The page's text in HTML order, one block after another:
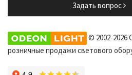
Задать вопрос
© 2002-2026
розничные продажи светового